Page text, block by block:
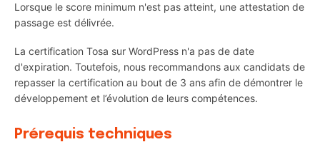
Lorsque le score minimum n'est pas atteint, une attestation de
passage est délivrée.
La certification Tosa sur WordPress n'a pas de date
d'expiration. Toutefois, nous recommandons aux candidats de
repasser la certification au bout de 3 ans afin de démontrer le
développement et l’évolution de leurs compétences.
Prérequis techniques